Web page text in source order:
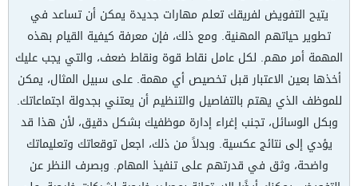
يتيح التفويض لفريقك تعلم مهارات جديدة يمكن أن تساعد في
تطوير حياتهم المهنية. ومع ذلك، فإن معرفة كيفية القيام بهذه
المهمة أمر مهم. لكل عامل نقاط قوة ونقاط ضعف، والتي يجب عليك
أخذها بعين الاعتبار قبل تخصيص أي مهمة. على سبيل المثال، يمكن
للموظف الذي يهتم بالتفاصيل والتنظيم أن يعتني بجدولة اجتماعاتك.
وبكل الوسائل، تجنب إغراء إدارة موظفيك بشكل دقيق، لأن هذا قد
يؤدي إلى نتائج عكسية. وبدلاً من ذلك، اجعل توقعاتك وتعليماتك
واضحة، وثق في قدرتهم على تنفيذ المهام. وبصرف النظر عن